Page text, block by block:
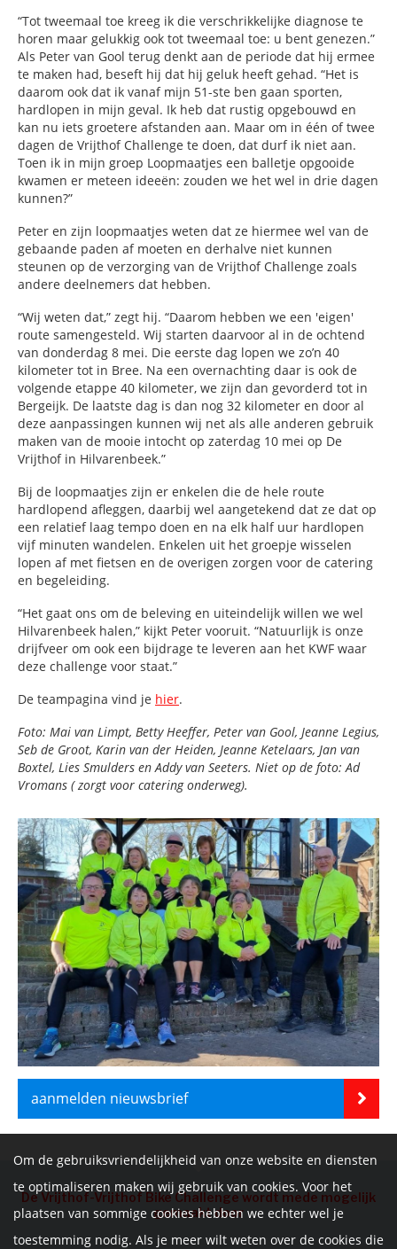
“Tot tweemaal toe kreeg ik die verschrikkelijke diagnose te
horen maar gelukkig ook tot tweemaal toe: u bent genezen.”
Als Peter van Gool terug denkt aan de periode dat hij ermee
te maken had, beseft hij dat hij geluk heeft gehad. “Het is
daarom ook dat ik vanaf mijn 51-ste ben gaan sporten,
hardlopen in mijn geval. Ik heb dat rustig opgebouwd en
kan nu iets groetere afstanden aan. Maar om in één of twee
dagen de Vrijthof Challenge te doen, dat durf ik niet aan.
Toen ik in mijn groep Loopmaatjes een balletje opgooide
kwamen er meteen ideeën: zouden we het wel in drie dagen
kunnen?”
Peter en zijn loopmaatjes weten dat ze hiermee wel van de
gebaande paden af moeten en derhalve niet kunnen
steunen op de verzorging van de Vrijthof Challenge zoals
andere deelnemers dat hebben.
“Wij weten dat,” zegt hij. “Daarom hebben we een 'eigen'
route samengesteld. Wij starten daarvoor al in de ochtend
van donderdag 8 mei. Die eerste dag lopen we zo’n 40
kilometer tot in Bree. Na een overnachting daar is ook de
volgende etappe 40 kilometer, we zijn dan gevorderd tot in
Bergeijk. De laatste dag is dan nog 32 kilometer en door al
deze aanpassingen kunnen wij net als alle anderen gebruik
maken van de mooie intocht op zaterdag 10 mei op De
Vrijthof in Hilvarenbeek.”
Bij de loopmaatjes zijn er enkelen die de hele route
hardlopend afleggen, daarbij wel aangetekend dat ze dat op
een relatief laag tempo doen en na elk half uur hardlopen
vijf minuten wandelen. Enkelen uit het groepje wisselen
lopen af met fietsen en de overigen zorgen voor de catering
en begeleiding.
“Het gaat ons om de beleving en uiteindelijk willen we wel
Hilvarenbeek halen,” kijkt Peter vooruit. “Natuurlijk is onze
drijfveer om ook een bijdrage te leveren aan het KWF waar
deze challenge voor staat.”
De teampagina vind je hier.
Foto: Mai van Limpt, Betty Heeffer, Peter van Gool, Jeanne Legius,
Seb de Groot, Karin van der Heiden, Jeanne Ketelaars, Jan van
Boxtel, Lies Smulders en Addy van Seeters. Niet op de foto: Ad
Vromans ( zorgt voor catering onderweg).
aanmelden nieuwsbrief
De Vrijthof-Vrijthof Bike Challenge wordt mede mogelijk
gemaakt door
Om de gebruiksvriendelijkheid van onze website en diensten
te optimaliseren maken wij gebruik van cookies. Voor het
plaatsen van sommige cookies hebben we echter wel je
toestemming nodig. Als je meer wilt weten over de cookies die